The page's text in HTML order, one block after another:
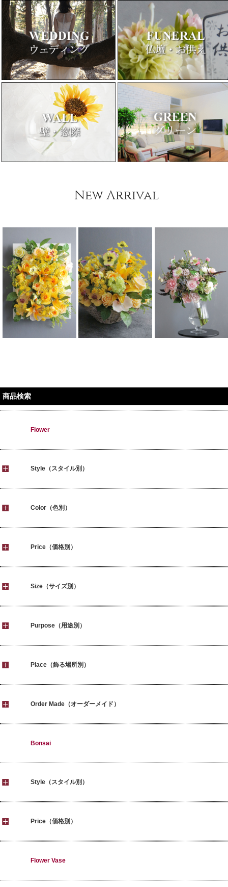
New Arrival
商品検索
Flower
Style（スタイル別）
Color（色別）
Price（価格別）
Size（サイズ別）
Purpose（用途別）
Place（飾る場所別）
Order Made（オーダーメイド）
Bonsai
Style（スタイル別）
Price（価格別）
Flower Vase